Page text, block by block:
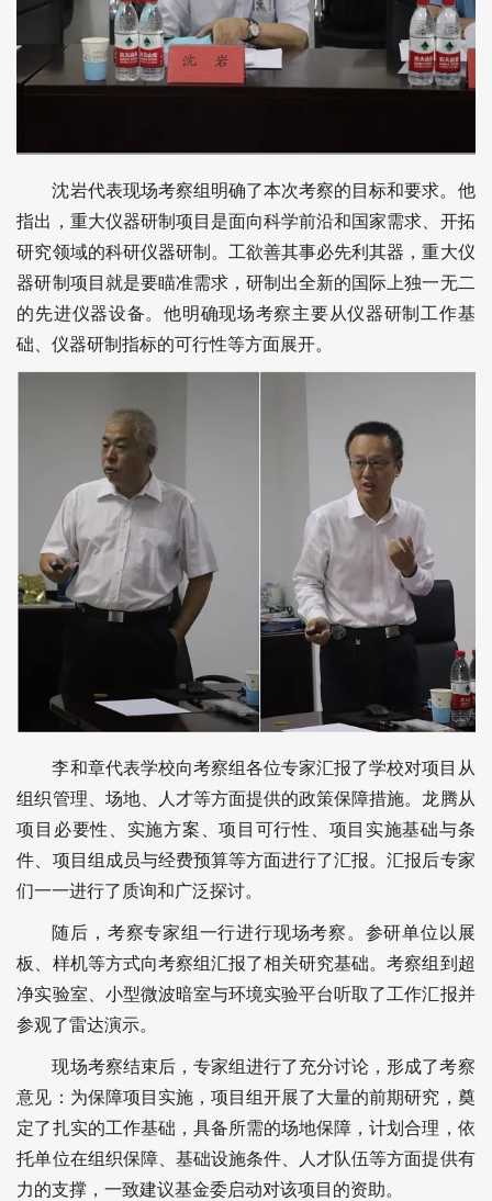
沈岩代表现场考察组明确了本次考察的目标和要求。他
指出，重大仪器研制项目是面向科学前沿和国家需求、开拓
研究领域的科研仪器研制。工欲善其事必先利其器，重大仪
器研制项目就是要瞄准需求，研制出全新的国际上独一无二
的先进仪器设备。他明确现场考察主要从仪器研制工作基
础、仪器研制指标的可行性等方面展开。
李和章代表学校向考察组各位专家汇报了学校对项目从
组织管理、场地、人才等方面提供的政策保障措施。龙腾从
项目必要性、实施方案、项目可行性、项目实施基础与条
件、项目组成员与经费预算等方面进行了汇报。汇报后专家
们一一进行了质询和广泛探讨。
随后，考察专家组一行进行现场考察。参研单位以展
板、样机等方式向考察组汇报了相关研究基础。考察组到超
净实验室、小型微波暗室与环境实验平台听取了工作汇报并
参观了雷达演示。
现场考察结束后，专家组进行了充分讨论，形成了考察
意见：为保障项目实施，项目组开展了大量的前期研究，奠
定了扎实的工作基础，具备所需的场地保障，计划合理，依
托单位在组织保障、基础设施条件、人才队伍等方面提供有
力的支撑，一致建议基金委启动对该项目的资助。